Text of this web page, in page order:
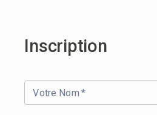
Inscription
Votre Nom *